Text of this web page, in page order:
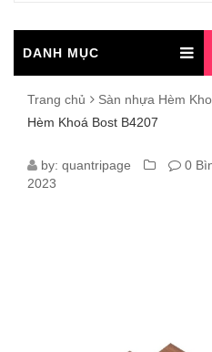
DANH MỤC
Trang chủ Sàn nhựa Hèm
Hèm Khoá Bost B4207
SÀN
by: quantripage 0
2023